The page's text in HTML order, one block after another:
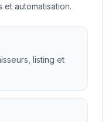
automatisation.
listing et